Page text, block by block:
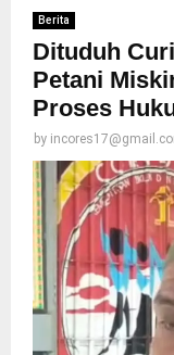
Berita
Dituduh
Petani
Proses
by